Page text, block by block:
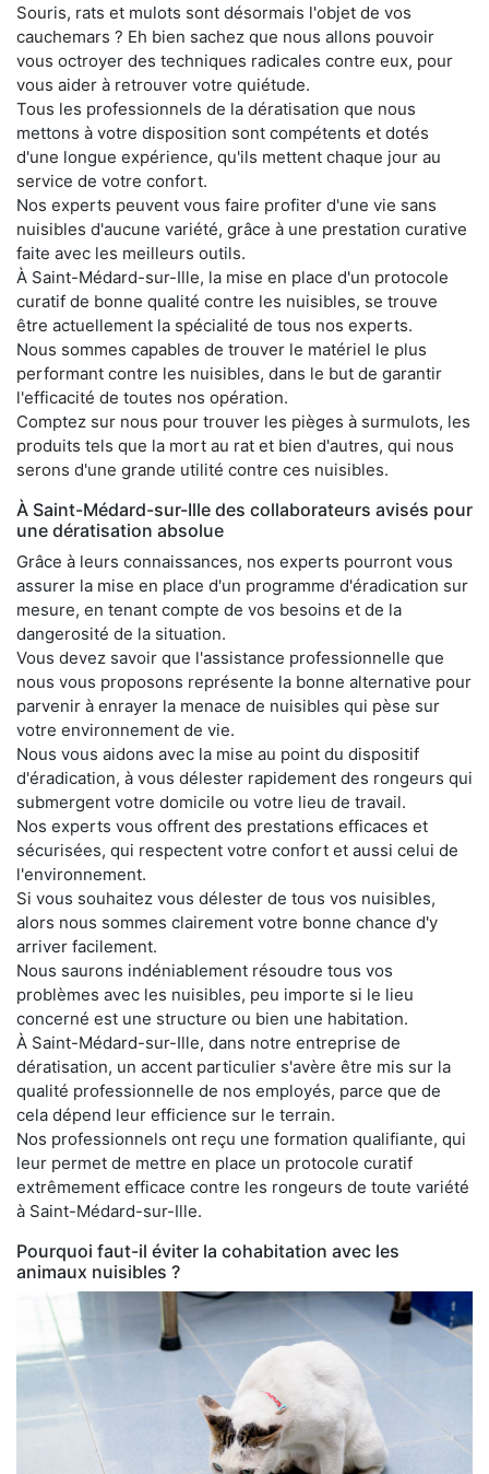
Souris, rats et mulots sont désormais l'objet de vos
cauchemars ? Eh bien sachez que nous allons pouvoir
vous octroyer des techniques radicales contre eux, pour
vous aider à retrouver votre quiétude.
Tous les professionnels de la dératisation que nous
mettons à votre disposition sont compétents et dotés
d'une longue expérience, qu'ils mettent chaque jour au
service de votre confort.
Nos experts peuvent vous faire profiter d'une vie sans
nuisibles d'aucune variété, grâce à une prestation curative
faite avec les meilleurs outils.
À Saint-Médard-sur-Ille, la mise en place d'un protocole
curatif de bonne qualité contre les nuisibles, se trouve
être actuellement la spécialité de tous nos experts.
Nous sommes capables de trouver le matériel le plus
performant contre les nuisibles, dans le but de garantir
l'efficacité de toutes nos opération.
Comptez sur nous pour trouver les pièges à surmulots, les
produits tels que la mort au rat et bien d'autres, qui nous
serons d'une grande utilité contre ces nuisibles.
À Saint-Médard-sur-Ille des collaborateurs avisés pour
une dératisation absolue
Grâce à leurs connaissances, nos experts pourront vous
assurer la mise en place d'un programme d'éradication sur
mesure, en tenant compte de vos besoins et de la
dangerosité de la situation.
Vous devez savoir que l'assistance professionnelle que
nous vous proposons représente la bonne alternative pour
parvenir à enrayer la menace de nuisibles qui pèse sur
votre environnement de vie.
Nous vous aidons avec la mise au point du dispositif
d'éradication, à vous délester rapidement des rongeurs qui
submergent votre domicile ou votre lieu de travail.
Nos experts vous offrent des prestations efficaces et
sécurisées, qui respectent votre confort et aussi celui de
l'environnement.
Si vous souhaitez vous délester de tous vos nuisibles,
alors nous sommes clairement votre bonne chance d'y
arriver facilement.
Nous saurons indéniablement résoudre tous vos
problèmes avec les nuisibles, peu importe si le lieu
concerné est une structure ou bien une habitation.
À Saint-Médard-sur-Ille, dans notre entreprise de
dératisation, un accent particulier s'avère être mis sur la
qualité professionnelle de nos employés, parce que de
cela dépend leur efficience sur le terrain.
Nos professionnels ont reçu une formation qualifiante, qui
leur permet de mettre en place un protocole curatif
extrêmement efficace contre les rongeurs de toute variété
à Saint-Médard-sur-Ille.
Pourquoi faut-il éviter la cohabitation avec les
animaux nuisibles ?